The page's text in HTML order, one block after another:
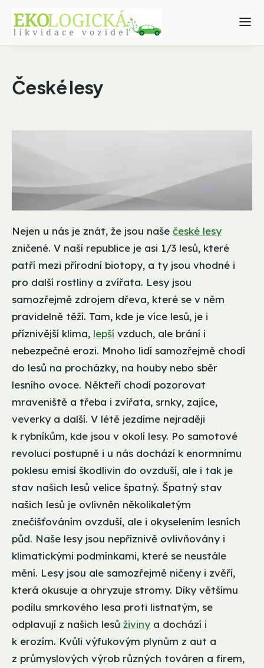
České lesy
Nejen u nás je znát, že jsou naše české lesy
zničené. V naší republice je asi 1/3 lesů, které
patří mezi přírodní biotopy, a ty jsou vhodné i
pro další rostliny a zvířata. Lesy jsou
samozřejmě zdrojem dřeva, které se v něm
pravidelně těží. Tam, kde je více lesů, je i
příznivější klima, lepší vzduch, ale brání i
nebezpečné erozi. Mnoho lidí samozřejmě chodí
do lesů na procházky, na houby nebo sběr
lesního ovoce. Někteří chodí pozorovat
mraveniště a třeba i zvířata, srnky, zajíce,
veverky a další. V létě jezdíme nejraději
k rybníkům, kde jsou v okolí lesy. Po samotové
revoluci postupně i u nás dochází k enormnímu
poklesu emisí škodlivin do ovzduší, ale i tak je
stav našich lesů velice špatný. Špatný stav
našich lesů je ovlivněn několikaletým
znečišťováním ovzduší, ale i okyselením lesních
půd. Naše lesy jsou nepříznivě ovlivňovány i
klimatickými podmínkami, které se neustále
mění. Lesy jsou ale samozřejmě ničeny i zvěří,
která okusuje a ohryzuje stromy. Díky většímu
podílu smrkového lesa proti listnatým, se
odplavují z našich lesů živiny a dochází i
k erozím. Kvůli výfukovým plynům z aut a
z průmyslových výrob různých továren a firem,